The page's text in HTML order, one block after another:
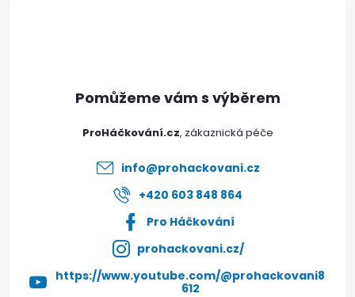
ProHáčkování.cz
info@prohackovani.cz
+420 603 848 864
Pro Háčkování
prohackovani.cz/
https://www.youtube.com/@prohackovani8
612